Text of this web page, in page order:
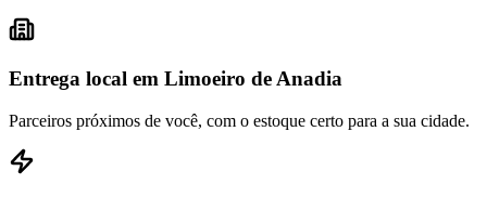
Entrega local em Limoeiro de Anadia
Parceiros próximos de você, com o estoque certo para a sua cidade.